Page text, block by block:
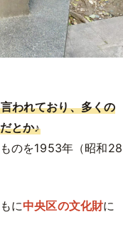
われており、多くの
とか♪
のを1953年（昭和28
に中央区の文化財に